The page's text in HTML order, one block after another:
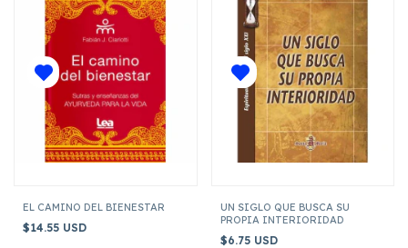
EL CAMINO DEL BIENESTAR
$14.55 USD
UN SIGLO QUE BUSCA SU
PROPIA INTERIORIDAD
$6.75 USD